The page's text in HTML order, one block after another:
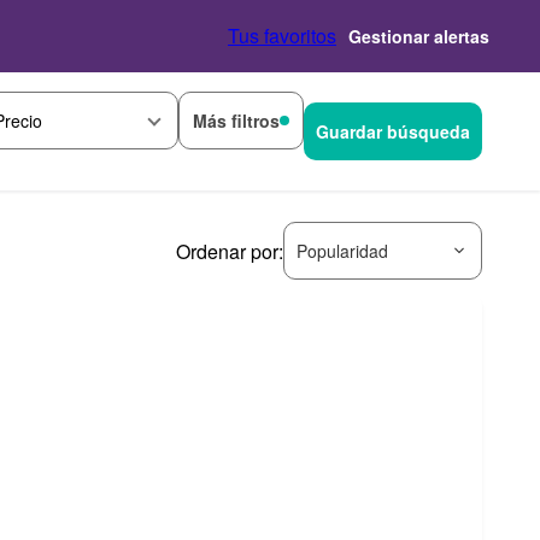
Tus favoritos Gestionar alertas
Más filtros Guardar búsqueda
Ordenar por: Popularidad